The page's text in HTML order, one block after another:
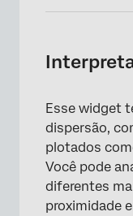
Esse widget
dispersão,
plotados
Você pode
diferentes
proximidade